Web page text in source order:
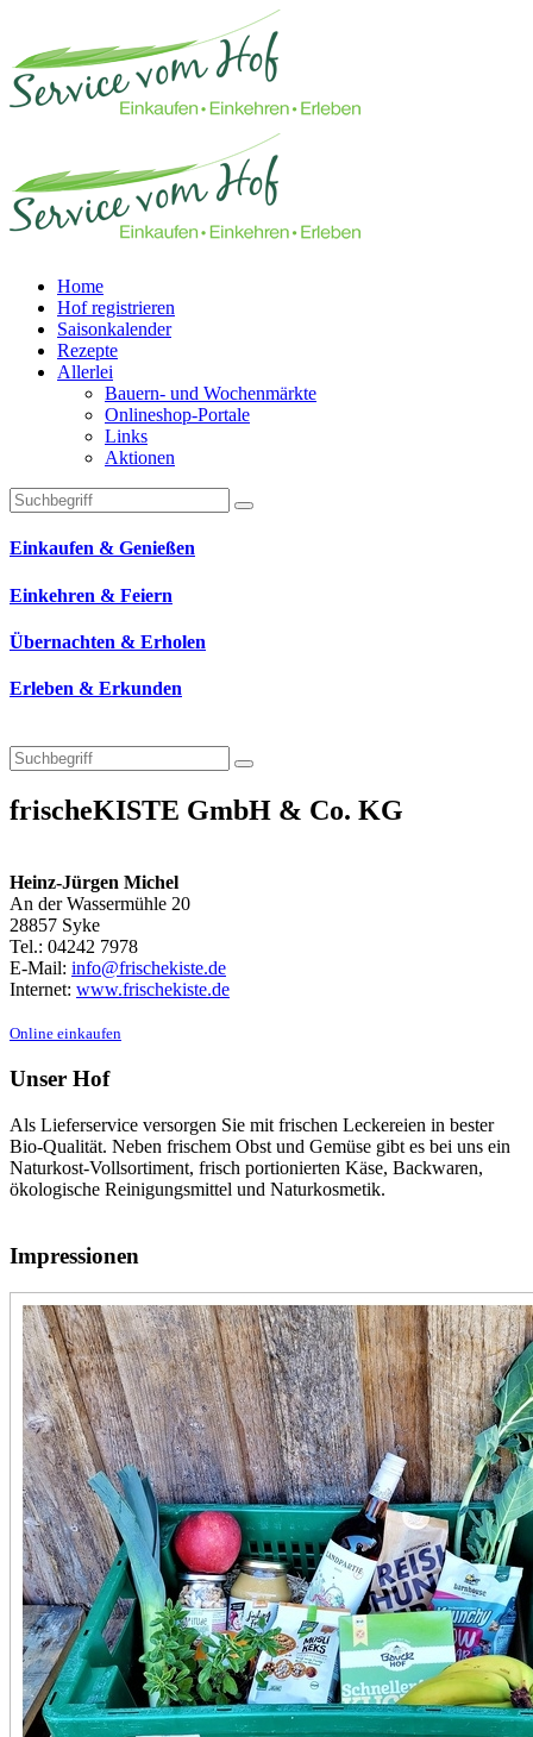
Home
Hof registrieren
Saisonkalender
Rezepte
Allerlei
Bauern- und Wochenmärkte
Onlineshop-Portale
Links
Aktionen
Technisches Feld: Suchfeld
Technisches Feld: Suchbutton
Suche absenden
Einkaufen & Genießen
Einkehren & Feiern
Übernachten & Erholen
Erleben & Erkunden
frischeKISTE GmbH & Co. KG
Heinz-Jürgen Michel
An der Wassermühle 20
28857 Syke
Tel.: 04242 7978
E-Mail: info@frischekiste.de
Internet: www.frischekiste.de
Online einkaufen
Unser Hof
Als Lieferservice versorgen Sie mit frischen Leckereien in bester
Bio-Qualität. Neben frischem Obst und Gemüse gibt es bei uns ein
Naturkost-Vollsortiment, frisch portionierten Käse, Backwaren,
ökologische Reinigungsmittel und Naturkosmetik.
Impressionen